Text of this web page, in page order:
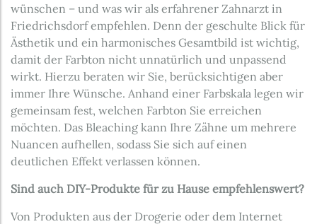
wünschen – und was wir als erfahrener Zahnarzt in
Friedrichsdorf empfehlen. Denn der geschulte Blick für
Ästhetik und ein harmonisches Gesamtbild ist wichtig,
damit der Farbton nicht unnatürlich und unpassend
wirkt. Hierzu beraten wir Sie, berücksichtigen aber
immer Ihre Wünsche. Anhand einer Farbskala legen wir
gemeinsam fest, welchen Farbton Sie erreichen
möchten. Das Bleaching kann Ihre Zähne um mehrere
Nuancen aufhellen, sodass Sie sich auf einen
deutlichen Effekt verlassen können.
Sind auch DIY-Produkte für zu Hause empfehlenswert?
Von Produkten aus der Drogerie oder dem Internet